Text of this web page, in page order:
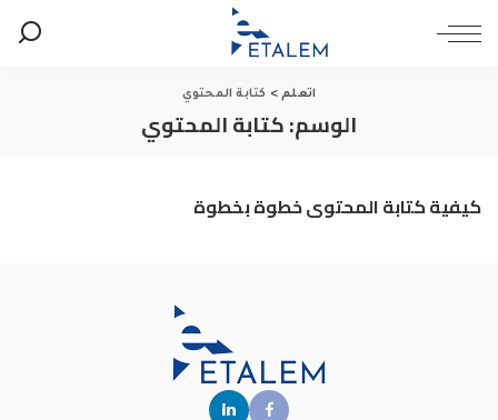
اتعلم> كتابة المحتوي
الوسم:كتابة المحتوي
كيفية كتابة المحتوى خطوة بخطوة